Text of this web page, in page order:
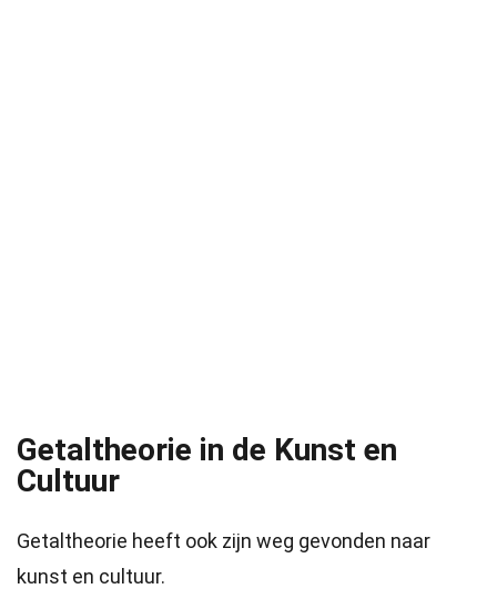
Getaltheorie in de Kunst en
Cultuur
Getaltheorie heeft ook zijn weg gevonden naar
kunst en cultuur.